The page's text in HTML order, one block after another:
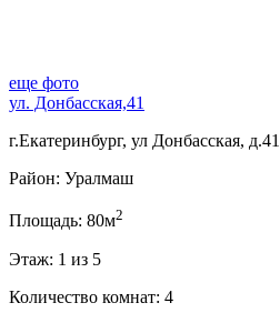
еще фото
ул. Донбасская,41
г.Екатеринбург, ул Донбасская, д.41
Район: Уралмаш
Площадь: 80м2
Этаж: 1 из 5
Количество комнат: 4